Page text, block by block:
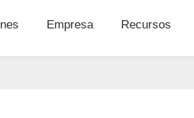
Empresa Recursos